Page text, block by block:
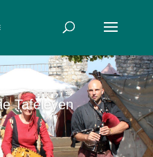
Tafeleyen